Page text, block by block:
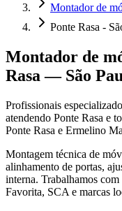
Montador de
Ponte Rasa -
Montador de
Rasa — São
Profissionais
atendendo Ponte Rasa e
Ponte Rasa e Ermelino
Montagem técnica de
alinhamento de portas,
interna. Trabalhamos
Favorita, SCA e marcas